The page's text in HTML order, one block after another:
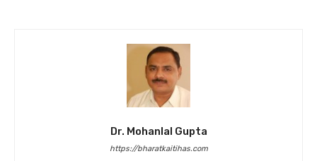
Dr. Mohanlal Gupta
https://bharatkaitihas.com